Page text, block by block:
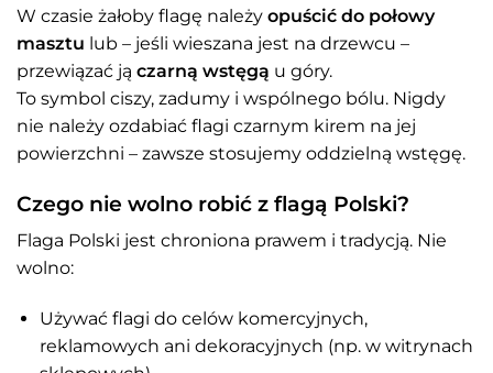
W czasie żałoby flagę należy opuścić do połowy
masztu lub – jeśli wieszana jest na drzewcu –
przewiązać ją czarną wstęgą u góry.
To symbol ciszy, zadumy i wspólnego bólu. Nigdy
nie należy ozdabiać flagi czarnym kirem na jej
powierzchni – zawsze stosujemy oddzielną wstęgę.
Czego nie wolno robić z flagą Polski?
Flaga Polski jest chroniona prawem i tradycją. Nie
wolno:
Używać flagi do celów komercyjnych,
reklamowych ani dekoracyjnych (np. w witrynach